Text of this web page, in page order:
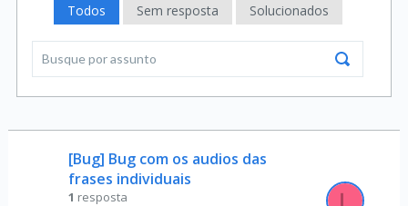
Todos Sem resposta Solucionados
[Bug] Bug com os audios das
frases individuais
1 resposta